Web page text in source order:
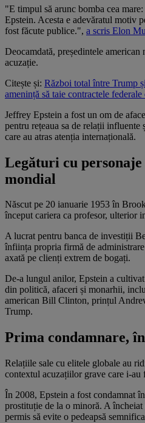
"E timpul să arunc bomba cea
Epstein. Acesta e adevăratul motiv
fost făcute publice.", a scris Elon
Deocamdată, președintele american
acuzație.
Citește și: Război total între Trump
amenință să taie contractele
Jeffrey Epstein a fost un om de
pentru rețeaua sa de relații influente
care au atras atenția internațională.
Legături cu
mondial
Născut pe 20 ianuarie 1953 în
început cariera ca profesor, ulterior
A lucrat pentru banca de investiții
înființa propria firmă de
axată pe clienți extrem de bogați.
De-a lungul anilor, Epstein a
din politică, afaceri și monarhii,
american Bill Clinton, prințul
Trump.
Prima condamnare,
Relațiile sale cu elitele globale au
contextul acuzațiilor grave care i-au
În 2008, Epstein a fost condamnat
prostituție de la o minoră. A
permis să evite o pedeapsă